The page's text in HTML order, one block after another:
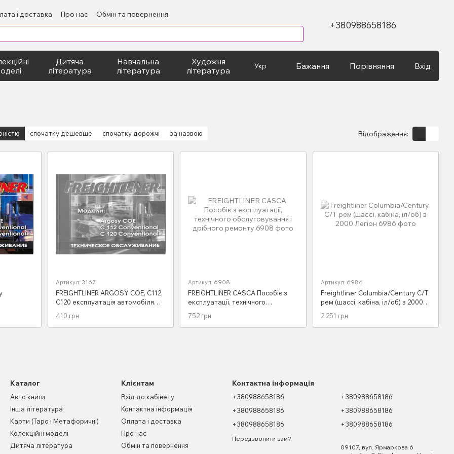
і доставка Про нас Обмін та повернення
+380988658186
Дитяча
література
Навчальна
література
Художня
література
Укр Бажання Порівняння Вхід
спочатку дешевше спочатку дорожчі за назвою Відображення:
Артикул: 3167
FREIGHTLINER ARGOSY COE, C112,
C120 експлуатація автомобіля
410 грн
Артикул: 6908
FREIGHTLINER CASCA Пособіє з
експлуатації, технічного
ремонту
752 грн
Артикул: 6986
Freightliner Columbia/Century C/T
рем (шассі, кабіна, іл/об) з 2000
2 251 грн
Каталог
Авто книги
Інша література
Карти (Таро і Метафоричні)
Колекційні моделі
Дитяча література
Клієнтам
Вхід до кабінету
Контактна інформація
Оплата і доставка
Про нас
Обмін та повернення
Контактна інформація
+380988658186
+380988658186
+380988658186
Передзвонити вам?
+380988658186
+380988658186
+380988658186
09107, вул. Ярмаркова 6